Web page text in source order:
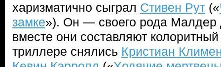
харизматично сыграл Стивен Рут («
замке»). Он — своего рода Малдер
вместе они составляют
триллере снялись Кристиан